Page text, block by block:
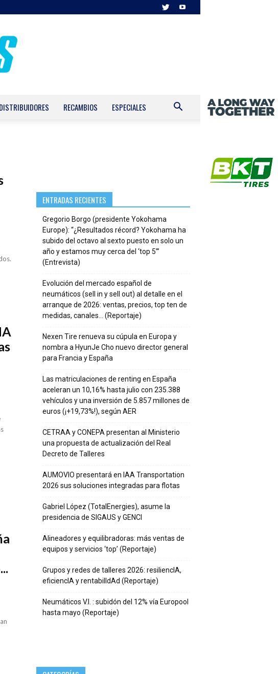
DISTRIBUIDORES RECAMBIOS ESPECIALES
ENTRADAS RECIENTES
Gregorio Borgo (presidente Yokohama
Europe): “¿Resultados récord? Yokohama ha
subido del octavo al sexto puesto en solo un
año y estamos muy cerca del ‘top 5’”
(Entrevista)
Evolución del mercado español de
neumáticos (sell in y sell out) al detalle en el
arranque de 2026: ventas, precios, top ten de
medidas, canales… (Reportaje)
Nexen Tire renueva su cúpula en Europa y
nombra a HyunJe Cho nuevo director general
para Francia y España
Las matriculaciones de renting en España
aceleran un 10,16% hasta julio con 235.388
vehículos y una inversión de 5.857 millones de
euros (¡+19,73%!), según AER
CETRAA y CONEPA presentan al Ministerio
una propuesta de actualización del Real
Decreto de Talleres
AUMOVIO presentará en IAA Transportation
2026 sus soluciones integradas para flotas
Gabriel López (TotalEnergies), asume la
presidencia de SIGAUS y GENCI
Alineadores y equilibradoras: más ventas de
equipos y servicios ‘top’ (Reportaje)
Grupos y redes de talleres 2026: resiliencIA,
eficiencIA y rentabilIdAd (Reportaje)
Neumáticos V.I. : subidón del 12% vía Europool
hasta mayo (Reportaje)